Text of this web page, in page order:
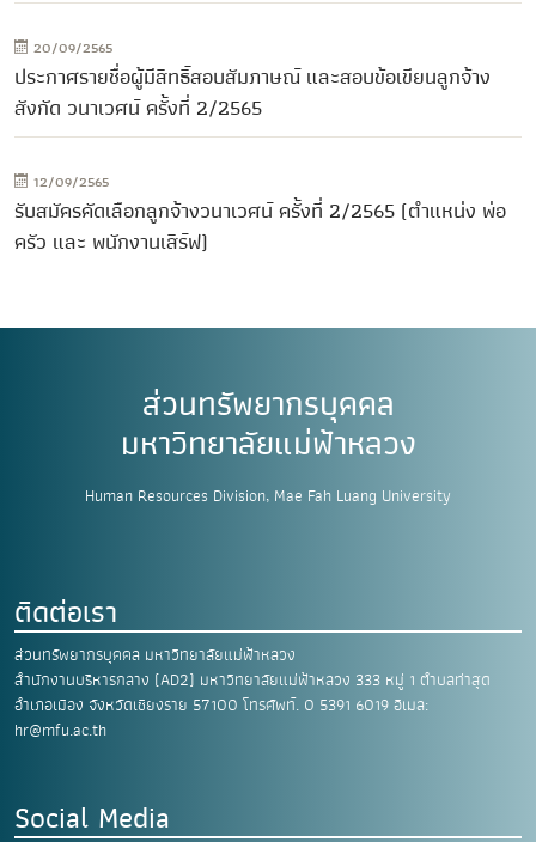
20/09/2565
ประกาศรายชื่อผู้มีสิทธิ์สอบสัมภาษณ์ และสอบข้อเขียนลูกจ้าง
สังกัด วนาเวศน์ ครั้งที่ 2/2565
12/09/2565
รับสมัครคัดเลือกลูกจ้างวนาเวศน์ ครั้งที่ 2/2565 (ตำแหน่ง พ่อ
ครัว และ พนักงานเสิร์ฟ)
ส่วนทรัพยากรบุคคล
มหาวิทยาลัยแม่ฟ้าหลวง
Human Resources Division, Mae Fah Luang University
ติดต่อเรา
ส่วนทรัพยากรบุคคล มหาวิทยาลัยแม่ฟ้าหลวง
สำนักงานบริหารกลาง (AD2) มหาวิทยาลัยแม่ฟ้าหลวง 333 หมู่ 1 ตำบลท่าสุด
อำเภอเมือง จังหวัดเชียงราย 57100 โทรศัพท์. 0 5391 6019อีเมล:
hr@mfu.ac.th
Social Media